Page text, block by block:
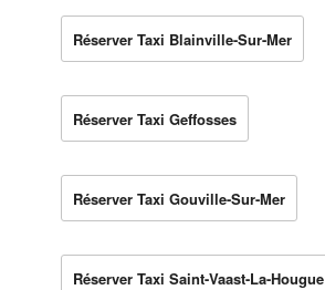
Réserver Taxi Blainville-Sur-Mer
Réserver Taxi Geffosses
Réserver Taxi Gouville-Sur-Mer
Réserver Taxi Saint-Vaast-La-Hougue